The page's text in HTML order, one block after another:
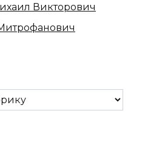
Викторович